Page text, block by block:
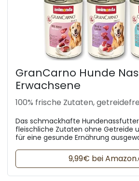
GranCarno Hunde
Erwachsene
100% frische Zutaten,
Das schmackhafte
fleischliche Zutaten ohne Getreide
für eine gesunde Ernährung
9,99€ bei